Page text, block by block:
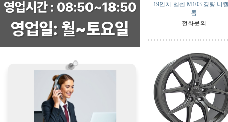
19인치 벨센 M103 경량 니
롬
전화문의